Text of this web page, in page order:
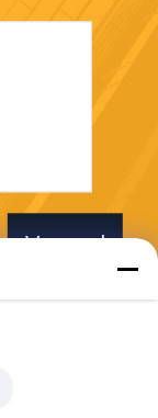
Verzend